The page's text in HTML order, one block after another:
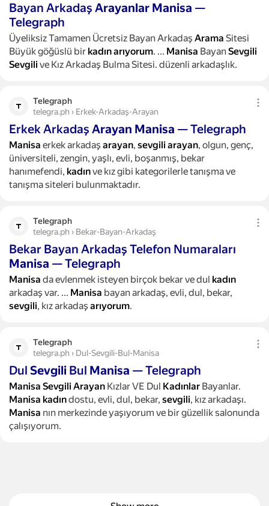
Bayan Arkadaş Arayanlar Manisa —
Telegraph
Üyeliksiz Tamamen Ücretsiz Bayan Arkadaş Arama Sitesi
Büyük göğüslü bir kadınarıyorum. ... Manisa BayanSevgili
Sevgili ve Kız Arkadaş Bulma Sitesi. düzenli arkadaşlık.
Telegraph
telegra.ph › Erkek-Arkadaş-Arayan
Erkek Arkadaş Arayan Manisa — Telegraph
Manisa erkek arkadaş arayan, sevgili arayan, olgun, genç,
üniversiteli, zengin, yaşlı, evli, boşanmış, bekar
hanımefendi, kadınve kız gibi kategorilerle tanışma ve
tanışma siteleri bulunmaktadır.
Telegraph
telegra.ph › Bekar-Bayan-Arkadaş
Bekar Bayan Arkadaş Telefon Numaraları
Manisa — Telegraph
Manisa da evlenmek isteyen birçok bekar ve dul kadın
arkadaş var. ... Manisa bayan arkadaş, evli, dul, bekar,
sevgili, kız arkadaş arıyorum.
Telegraph
telegra.ph › Dul-Sevgili-Bul-Manisa
Dul Sevgili Bul Manisa — Telegraph
Manisa Sevgili Arayan Kızlar VE Dul Kadınlar Bayanlar.
Manisa kadındostu, evli, dul, bekar, sevgili, kız arkadaşı.
Manisa nın merkezinde yaşıyorum ve bir güzellik salonunda
çalışıyorum.